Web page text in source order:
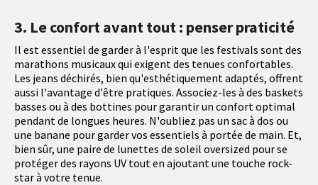
3. Le confort avant tout : penser praticité
Il est essentiel de garder à l'esprit que les festivals sont des
marathons musicaux qui exigent des tenues confortables.
Les jeans déchirés, bien qu'esthétiquement adaptés, offrent
aussi l'avantage d'être pratiques. Associez-les à des baskets
basses ou à des bottines pour garantir un confort optimal
pendant de longues heures. N'oubliez pas un sac à dos ou
une banane pour garder vos essentiels à portée de main. Et,
bien sûr, une paire de lunettes de soleil oversized pour se
protéger des rayons UV tout en ajoutant une touche rock-
star à votre tenue.